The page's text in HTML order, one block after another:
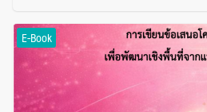
E-Book